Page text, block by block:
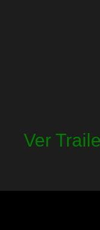
Ver